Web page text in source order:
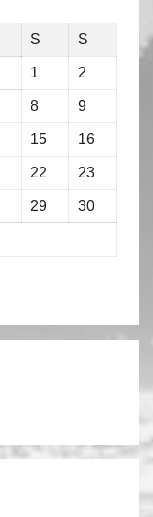
S S
1 2
8 9
15 16
22 23
29 30